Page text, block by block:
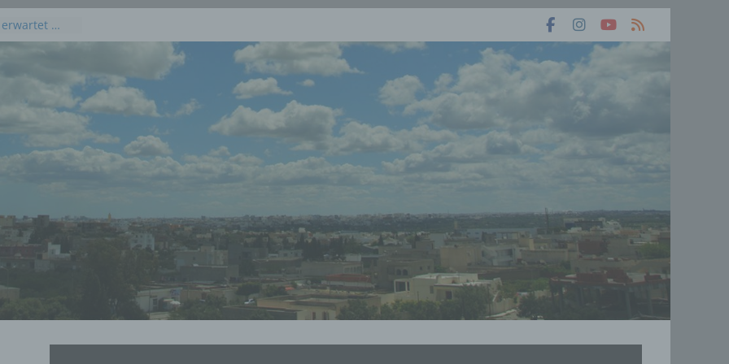
erwartet …
2026
2026
Juli 2026 an
Osten und
für
Juli 2026